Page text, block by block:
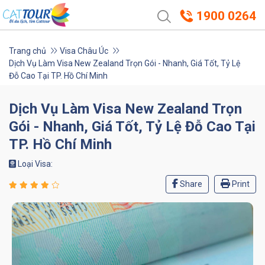
1900 0264
Trang chủ
Visa Châu Úc
Dịch Vụ Làm Visa New Zealand Trọn Gói - Nhanh, Giá Tốt, Tỷ Lệ
Đỗ Cao Tại TP. Hồ Chí Minh
Dịch Vụ Làm Visa New Zealand Trọn
Gói - Nhanh, Giá Tốt, Tỷ Lệ Đỗ Cao Tại
TP. Hồ Chí Minh
Loại Visa:
Share Print